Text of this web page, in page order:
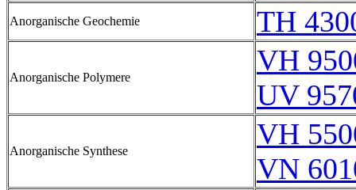
Anorganische Geochemie TH
Anorganische Polymere
VH
UV
Anorganische Synthese
VH
VN